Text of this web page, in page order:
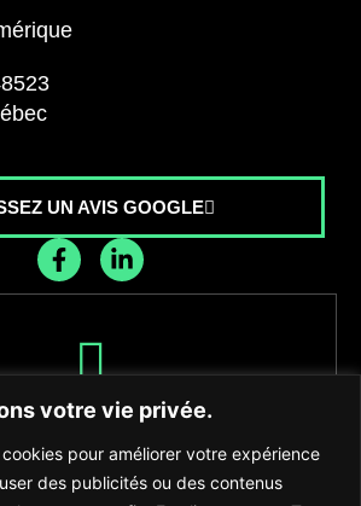
votre vie privée.
pour améliorer votre expérience
des publicités ou des contenus
UN AVIS GOOGLE
dernières nouvelles de